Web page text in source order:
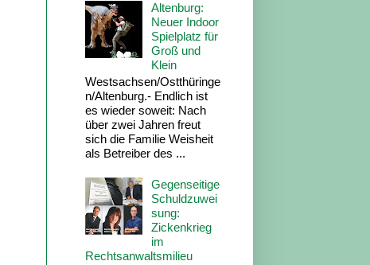
Altenburg:
Neuer Indoor
Spielplatz für
Groß und
Klein
Westsachsen/Ostthüringe
n/Altenburg.- Endlich ist
es wieder soweit: Nach
über zwei Jahren freut
sich die Familie Weisheit
als Betreiber des ...
Gegenseitige
Schuldzuwei
sung:
Zickenkrieg
im
Rechtsanwaltsmilieu